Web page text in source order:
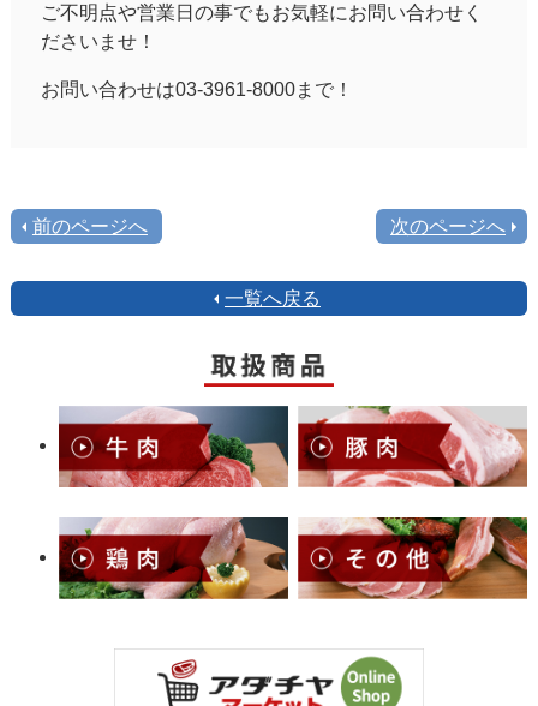
ご不明点や営業日の事でもお気軽にお問い合わせく
ださいませ！
お問い合わせは03-3961-8000まで！
前のページへ 次のページへ
一覧へ戻る